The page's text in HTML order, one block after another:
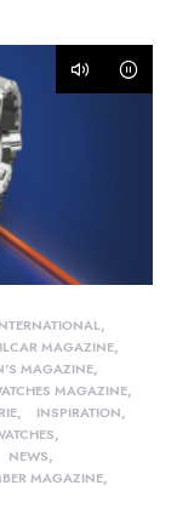
MAGAZINE
MAGAZINE
MAGAZINE
INSPIRATION
NEWS
MAGAZINE